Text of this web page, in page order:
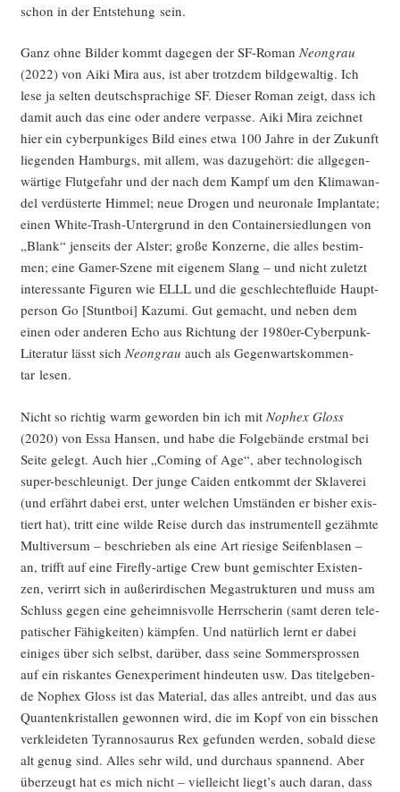
schon in der Ent­ste­hung sein.
Ganz ohne Bil­der kommt dage­gen der SF-Roman Neon­grau
(2022) von Aiki Mira aus, ist aber trotz­dem bild­ge­wal­tig. Ich
lese ja sel­ten deutsch­spra­chi­ge SF. Die­ser Roman zeigt, dass ich
damit auch das eine oder ande­re ver­pas­se. Aiki Mira zeich­net
hier ein cyber­pun­ki­ges Bild eines etwa 100 Jah­re in der Zukunft
lie­gen­den Ham­burgs, mit allem, was dazu­ge­hört: die all­ge­gen­
wär­ti­ge Flut­ge­fahr und der nach dem Kampf um den Kli­ma­wan­
del ver­düs­ter­te Him­mel; neue Dro­gen und neu­ro­na­le Implan­ta­te;
einen White-Trash-Unter­grund in den Con­tai­ner­sied­lun­gen von
„Blank“ jen­seits der Als­ter; gro­ße Kon­zer­ne, die alles bestim­
men; eine Gamer-Sze­ne mit eige­nem Slang – und nicht zuletzt
inter­es­san­te Figu­ren wie ELLL und die geschlech­te­flui­de Haupt­
per­son Go [Stunt­boi] Kazu­mi. Gut gemacht, und neben dem
einen oder ande­ren Echo aus Rich­tung der 1980er-Cyber­punk-
Lite­ra­tur lässt sich Neon­grau auch als Gegen­warts­kom­men­
tar lesen.
Nicht so rich­tig warm gewor­den bin ich mit Nophex Gloss
(2020) von Essa Han­sen, und habe die Fol­ge­bän­de erst­mal bei
Sei­te gelegt. Auch hier „Coming of Age“, aber tech­no­lo­gisch
super-beschleu­nigt. Der jun­ge Cai­den ent­kommt der Skla­ve­rei
(und erfährt dabei erst, unter wel­chen Umstän­den er bis­her exis­
tiert hat), tritt eine wil­de Rei­se durch das instru­men­tell gezähm­te
Mul­ti­ver­sum – beschrie­ben als eine Art rie­si­ge Sei­fen­bla­sen –
an, trifft auf eine Fire­fly-arti­ge Crew bunt gemisch­ter Exis­ten­
zen, ver­irrt sich in außer­ir­di­schen Mega­struk­tu­ren und muss am
Schluss gegen eine geheim­nis­vol­le Herr­sche­rin (samt deren tele­
pa­ti­scher Fähig­kei­ten) kämp­fen. Und natür­lich lernt er dabei
eini­ges über sich selbst, dar­über, dass sei­ne Som­mer­spros­sen
auf ein ris­kan­tes Gen­ex­pe­ri­ment hin­deu­ten usw. Das titel­ge­ben­
de Nophex Gloss ist das Mate­ri­al, das alles antreibt, und das aus
Quan­ten­kris­tal­len gewon­nen wird, die im Kopf von ein biss­chen
ver­klei­de­ten Tyran­no­sau­rus Rex gefun­den wer­den, sobald die­se
alt genug sind. Alles sehr wild, und durch­aus span­nend. Aber
über­zeugt hat es mich nicht – viel­leicht liegt’s auch dar­an, dass